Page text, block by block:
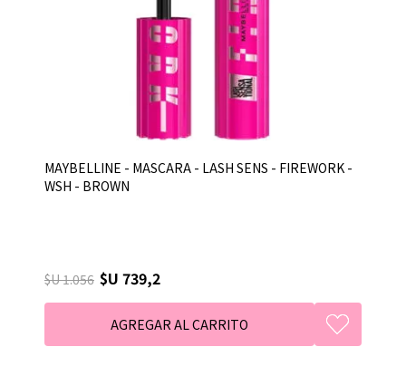
MAYBELLINE - MASCARA - LASH SENS - FIREWORK -
WSH - BROWN
$U 1.056 $U 739,2